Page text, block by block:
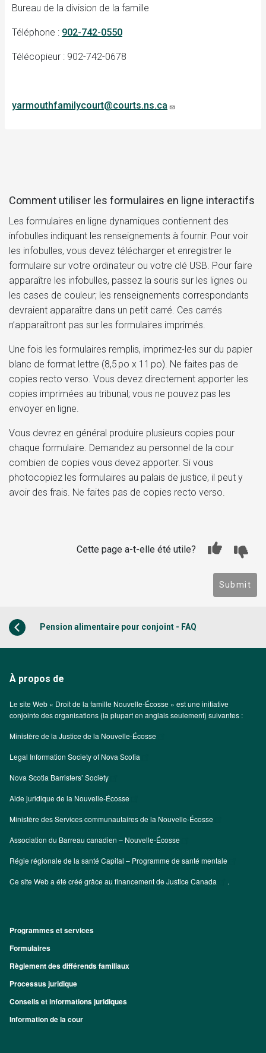
Bureau de la division de la famille
Téléphone : 902-742-0550
Télécopieur : 902-742-0678
yarmouthfamilycourt@courts.ns.ca
Comment utiliser les formulaires en ligne interactifs
Les formulaires en ligne dynamiques contiennent des
infobulles indiquant les renseignements à fournir. Pour voir
les infobulles, vous devez télécharger et enregistrer le
formulaire sur votre ordinateur ou votre clé USB. Pour faire
apparaître les infobulles, passez la souris sur les lignes ou
les cases de couleur; les renseignements correspondants
devraient apparaître dans un petit carré. Ces carrés
n’apparaîtront pas sur les formulaires imprimés.
Une fois les formulaires remplis, imprimez-les sur du papier
blanc de format lettre (8,5 po x 11 po). Ne faites pas de
copies recto verso. Vous devez directement apporter les
copies imprimées au tribunal; vous ne pouvez pas les
envoyer en ligne.
Vous devrez en général produire plusieurs copies pour
chaque formulaire. Demandez au personnel de la cour
combien de copies vous devez apporter. Si vous
photocopiez les formulaires au palais de justice, il peut y
avoir des frais. Ne faites pas de copies recto verso.
Cette page a-t-elle été utile?
Submit
Pension alimentaire pour conjoint - FAQ
À propos de
Le site Web « Droit de la famille Nouvelle-Écosse » est une initiative
conjointe des organisations (la plupart en anglais seulement) suivantes :
Ministère de la Justice de la Nouvelle-Écosse
Legal Information Society of Nova Scotia
Nova Scotia Barristers’ Society
Aide juridique de la Nouvelle-Écosse
Ministère des Services communautaires de la Nouvelle-Écosse
Association du Barreau canadien – Nouvelle-Écosse
Régie régionale de la santé Capital – Programme de santé mentale
Ce site Web a été créé grâce au financement deJustice Canada .
Footer
Programmes et services
Formulaires
Règlement des différends familiaux
Processus juridique
Conseils et informations juridiques
Information de la cour